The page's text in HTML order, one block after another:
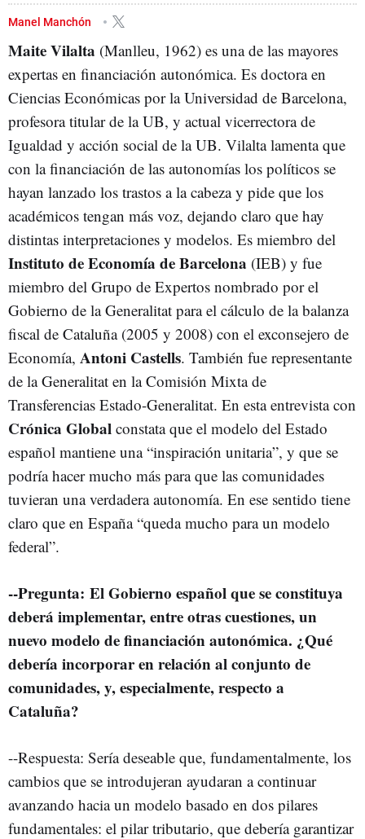
COMUNIDADES AUTÓNOMAS
Manel Manchón
Maite Vilalta (Manlleu, 1962) es una de las mayores
expertas en financiación autonómica. Es doctora en
Ciencias Económicas por la Universidad de Barcelona,
profesora titular de la UB, y actual vicerrectora de
Igualdad y acción social de la UB. Vilalta lamenta que
con la financiación de las autonomías los políticos se
hayan lanzado los trastos a la cabeza y pide que los
académicos tengan más voz, dejando claro que hay
distintas interpretaciones y modelos. Es miembro del
Instituto de Economía de Barcelona (IEB) y fue
miembro del Grupo de Expertos nombrado por el
Gobierno de la Generalitat para el cálculo de la balanza
fiscal de Cataluña (2005 y 2008) con el exconsejero de
Economía, Antoni Castells. También fue representante
de la Generalitat en la Comisión Mixta de
Transferencias Estado-Generalitat. En esta entrevista con
Crónica Global constata que el modelo del Estado
español mantiene una “inspiración unitaria”, y que se
podría hacer mucho más para que las comunidades
tuvieran una verdadera autonomía. En ese sentido tiene
claro que en España “queda mucho para un modelo
federal”.
--Pregunta: El Gobierno español que se constituya
deberá implementar, entre otras cuestiones, un
nuevo modelo de financiación autonómica. ¿Qué
debería incorporar en relación al conjunto de
comunidades, y, especialmente, respecto a
Cataluña?
--Respuesta: Sería deseable que, fundamentalmente, los
cambios que se introdujeran ayudaran a continuar
avanzando hacia un modelo basado en dos pilares
fundamentales: el pilar tributario, que debería garantizar